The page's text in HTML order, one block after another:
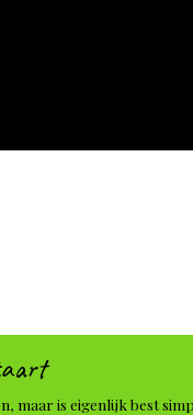
maar is eigenlijk best